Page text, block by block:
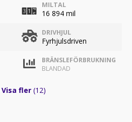
MILTAL
16 894 mil
DRIVHJUL
Fyrhjulsdriven
BRÄNSLEFÖRBRUKNING
BLANDAD
Visa fler (12)